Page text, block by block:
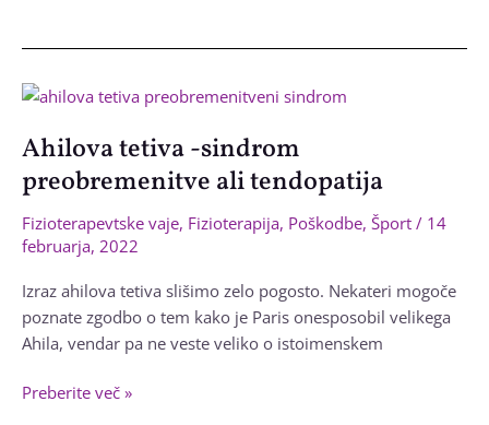
kje
težava?
Ahilova tetiva -sindrom
preobremenitve ali tendopatija
Fizioterapevtske vaje, Fizioterapija, Poškodbe, Šport / 14
februarja, 2022
Izraz ahilova tetiva slišimo zelo pogosto. Nekateri mogoče
poznate zgodbo o tem kako je Paris onesposobil velikega
Ahila, vendar pa ne veste veliko o istoimenskem
Ahilova
Preberite več »